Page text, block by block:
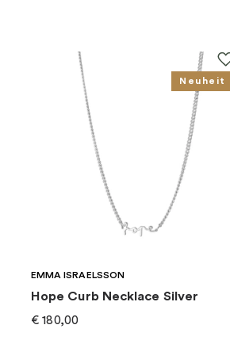
Neuheit
EMMA ISRAELSSON
Hope Curb Necklace Silver
€ 180,00